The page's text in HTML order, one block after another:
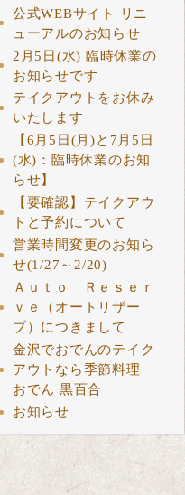
公式WEBサイト リニ
ューアルのお知らせ
2月5日(水) 臨時休業の
お知らせです
テイクアウトをお休み
いたします
【6月5日(月)と7月5日
(水)：臨時休業のお知
らせ】
【要確認】テイクアウ
トと予約について
営業時間変更のお知ら
せ(1/27～2/20)
Ａｕｔｏ Ｒｅｓｅｒ
ｖｅ（オートリザー
ブ）につきまして
金沢でおでんのテイク
アウトなら季節料理
おでん 黒百合
お知らせ